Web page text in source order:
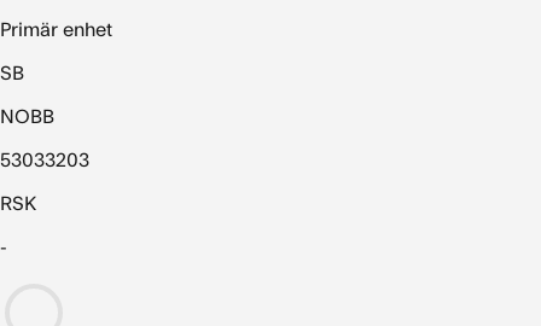
Primär enhet
SB
NOBB
53033203
RSK
-